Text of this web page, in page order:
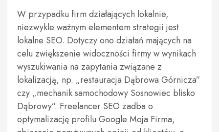
W przypadku firm działających lokalnie,
niezwykle ważnym elementem strategii jest
lokalne SEO. Dotyczy ono działań mających na
celu zwiększenie widoczności firmy w wynikach
wyszukiwania na zapytania związane z
lokalizacją, np. „restauracja Dąbrowa Górnicza”
czy „mechanik samochodowy Sosnowiec blisko
Dąbrowy”. Freelancer SEO zadba o
optymalizację profilu Google Moja Firma,